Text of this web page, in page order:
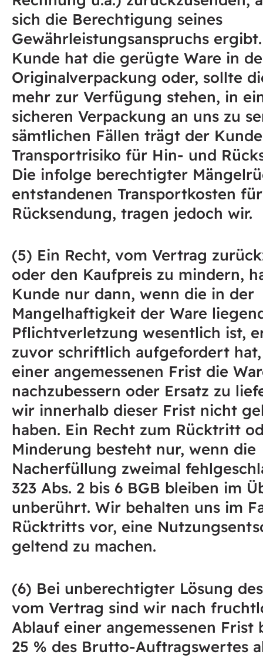
sich die Berechtigung seines
Gewährleistungsanspruchs
Kunde hat die gerügte Ware in
Originalverpackung oder, sollte
mehr zur Verfügung stehen, in
sicheren Verpackung an uns zu
sämtlichen Fällen trägt der
Transportrisiko für Hin- und
Die infolge berechtigter
entstandenen Transportkosten
Rücksendung, tragen jedoch wir.
(5) Ein Recht, vom Vertrag
oder den Kaufpreis zu mindern,
Kunde nur dann, wenn die in der
Mangelhaftigkeit der Ware
Pflichtverletzung wesentlich ist,
zuvor schriftlich aufgefordert
einer angemessenen Frist die
nachzubessern oder Ersatz zu
wir innerhalb dieser Frist nicht
haben. Ein Recht zum Rücktritt
Minderung besteht nur, wenn die
Nacherfüllung zweimal
323 Abs. 2 bis 6 BGB bleiben im
unberührt. Wir behalten uns im
Rücktritts vor, eine
geltend zu machen.
(6) Bei unberechtigter Lösung
vom Vertrag sind wir nach
Ablauf einer angemessenen Frist
25 % des Brutto-Auftragswertes